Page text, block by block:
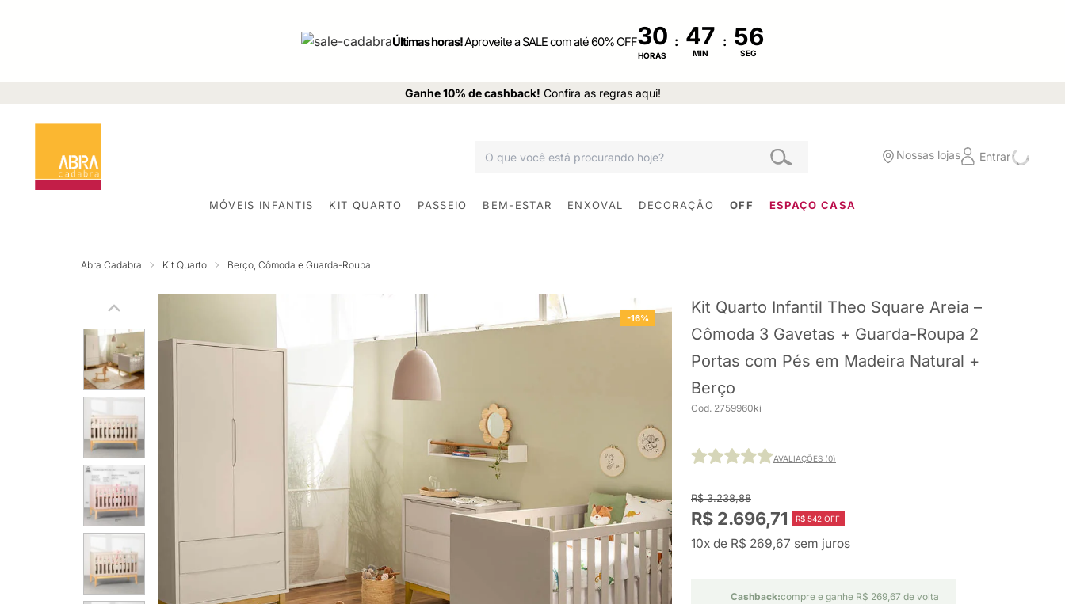
Últimas horas!Aproveite a SALE com até 60% OFF30
HORAS
:
MIN
:
SEG
Ganhe 10% de cashback! Confira as regras aqui!
Nossas lojas Entrar
MÓVEIS INFANTIS KIT QUARTO PASSEIO BEM-ESTAR ENXOVAL DECORAÇÃO OFF ESPAÇO CASA
Abra Cadabra Kit Quarto Berço, Cômoda e Guarda-Roupa
-16%
Kit Quarto Infantil Theo Square Areia –
Cômoda 3 Gavetas + Guarda-Roupa 2
Portas com Pés em Madeira Natural +
Berço
Cod. 2759960ki
AVALIAÇÕES (0)
R$ 3.238,88
R$ 2.696,71 R$ 542 OFF
10x de R$ 269,67 sem juros
Cashback:compre e ganhe R$ 269,67 de volta